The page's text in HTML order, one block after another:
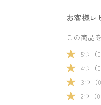
お客様レ
この商品
5つ（0
4つ（0
3つ（0
2つ（0